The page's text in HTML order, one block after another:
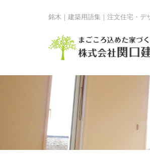
銘木｜建築用語集｜注文住宅・デ